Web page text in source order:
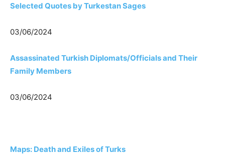
Selected Quotes by Turkestan Sages
03/06/2024
Assassinated Turkish Diplomats/Officials and Their
Family Members
03/06/2024
Maps: Death and Exiles of Turks